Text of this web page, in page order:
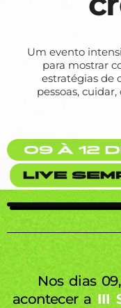
Um evento
para mostrar
estratégias de
pessoas,
Nos dias
acontecer a III